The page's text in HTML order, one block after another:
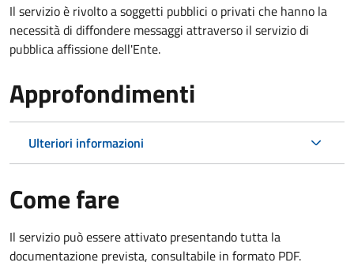
Il servizio è rivolto a soggetti pubblici o privati che hanno la
necessità di diffondere messaggi attraverso il servizio di
pubblica affissione dell'Ente.
Approfondimenti
Ulteriori informazioni
Come fare
Il servizio può essere attivato presentando tutta la
documentazione prevista, consultabile in formato PDF.